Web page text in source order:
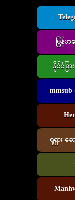
မြန်မ
နိုင်ငံခြ
mmsub
ရုရှား ဆ